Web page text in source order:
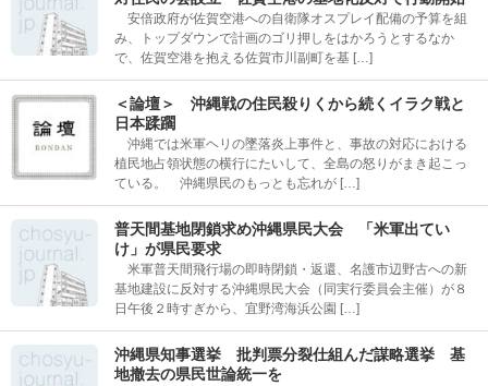
安倍政府が佐賀空港への自衛隊オスプレイ配備の予算を組
み、トップダウンで計画のゴリ押しをはかろうとするなか
で、佐賀空港を抱える佐賀市川副町を基 […]
＜論壇＞ 沖縄戦の住民殺りくから続くイラク戦と
日本蹂躙
沖縄では米軍ヘリの墜落炎上事件と、事故の対応における
植民地占領状態の横行にたいして、全島の怒りがまき起こっ
ている。 沖縄県民のもっとも忘れが […]
普天間基地閉鎖求め沖縄県民大会 「米軍出てい
け」が県民要求
米軍普天間飛行場の即時閉鎖・返還、名護市辺野古への新
基地建設に反対する沖縄県民大会（同実行委員会主催）が８
日午後２時すぎから、宜野湾海浜公園 […]
沖縄県知事選挙 批判票分裂仕組んだ謀略選挙 基
地撤去の県民世論統一を